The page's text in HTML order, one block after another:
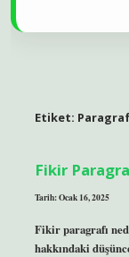
Etiket:
Fikir
Tarih: Ocak 16, 2025
Fikir paragrafı
hakkındaki